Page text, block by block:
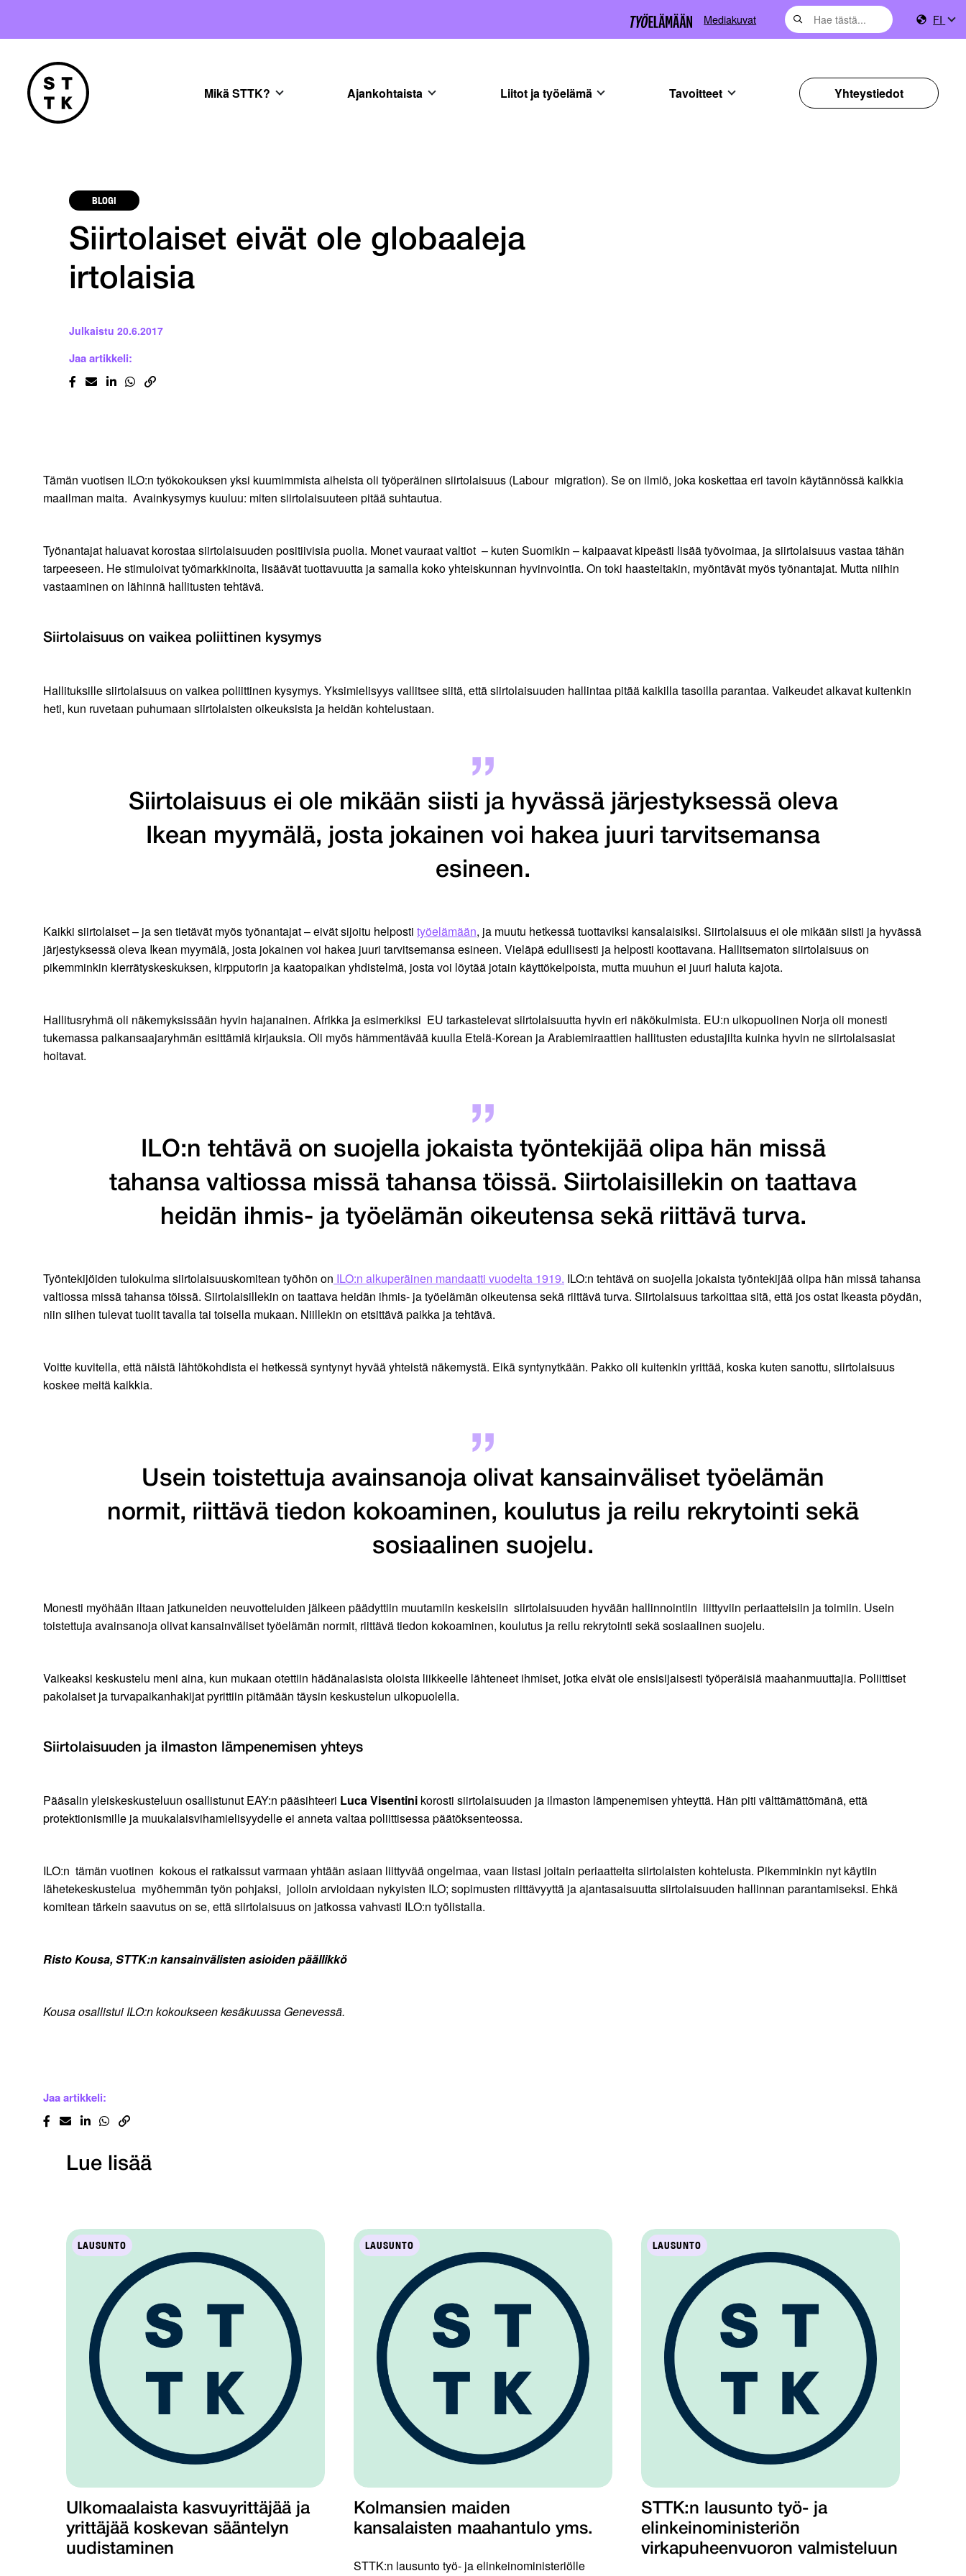
Mediakuvat FI
Mikä STTK? Ajankohtaista Liitot ja työelämä Tavoitteet Yhteystiedot
BLOGI
Siirtolaiset eivät ole globaaleja
irtolaisia
Julkaistu 20.6.2017
Jaa artikkeli:
Tämän vuotisen ILO:n työkokouksen yksi kuumimmista aiheista oli työperäinen siirtolaisuus (Labour migration). Se on ilmiö, joka koskettaa eri tavoin käytännössä kaikkia
maailman maita. Avainkysymys kuuluu: miten siirtolaisuuteen pitää suhtautua.
Työnantajat haluavat korostaa siirtolaisuuden positiivisia puolia. Monet vauraat valtiot – kuten Suomikin – kaipaavat kipeästi lisää työvoimaa, ja siirtolaisuus vastaa tähän
tarpeeseen. He stimuloivat työmarkkinoita, lisäävät tuottavuutta ja samalla koko yhteiskunnan hyvinvointia. On toki haasteitakin, myöntävät myös työnantajat. Mutta niihin
vastaaminen on lähinnä hallitusten tehtävä.
Siirtolaisuus on vaikea poliittinen kysymys
Hallituksille siirtolaisuus on vaikea poliittinen kysymys. Yksimielisyys vallitsee siitä, että siirtolaisuuden hallintaa pitää kaikilla tasoilla parantaa. Vaikeudet alkavat kuitenkin
heti, kun ruvetaan puhumaan siirtolaisten oikeuksista ja heidän kohtelustaan.
Siirtolaisuus ei ole mikään siisti ja hyvässä järjestyksessä oleva
Ikean myymälä, josta jokainen voi hakea juuri tarvitsemansa
esineen.
Kaikki siirtolaiset – ja sen tietävät myös työnantajat – eivät sijoitu helposti työelämään, ja muutu hetkessä tuottaviksi kansalaisiksi. Siirtolaisuus ei ole mikään siisti ja hyvässä
järjestyksessä oleva Ikean myymälä, josta jokainen voi hakea juuri tarvitsemansa esineen. Vieläpä edullisesti ja helposti koottavana. Hallitsematon siirtolaisuus on
pikemminkin kierrätyskeskuksen, kirpputorin ja kaatopaikan yhdistelmä, josta voi löytää jotain käyttökelpoista, mutta muuhun ei juuri haluta kajota.
Hallitusryhmä oli näkemyksissään hyvin hajanainen. Afrikka ja esimerkiksi EU tarkastelevat siirtolaisuutta hyvin eri näkökulmista. EU:n ulkopuolinen Norja oli monesti
tukemassa palkansaajaryhmän esittämiä kirjauksia. Oli myös hämmentävää kuulla Etelä-Korean ja Arabiemiraattien hallitusten edustajilta kuinka hyvin ne siirtolaisasiat
hoitavat.
ILO:n tehtävä on suojella jokaista työntekijää olipa hän missä
tahansa valtiossa missä tahansa töissä. Siirtolaisillekin on taattava
heidän ihmis- ja työelämän oikeutensa sekä riittävä turva.
Työntekijöiden tulokulma siirtolaisuuskomitean työhön on ILO:n alkuperäinen mandaatti vuodelta 1919. ILO:n tehtävä on suojella jokaista työntekijää olipa hän missä tahansa
valtiossa missä tahansa töissä. Siirtolaisillekin on taattava heidän ihmis- ja työelämän oikeutensa sekä riittävä turva. Siirtolaisuus tarkoittaa sitä, että jos ostat Ikeasta pöydän,
niin siihen tulevat tuolit tavalla tai toisella mukaan. Niillekin on etsittävä paikka ja tehtävä.
Voitte kuvitella, että näistä lähtökohdista ei hetkessä syntynyt hyvää yhteistä näkemystä. Eikä syntynytkään. Pakko oli kuitenkin yrittää, koska kuten sanottu, siirtolaisuus
koskee meitä kaikkia.
Usein toistettuja avainsanoja olivat kansainväliset työelämän
normit, riittävä tiedon kokoaminen, koulutus ja reilu rekrytointi sekä
sosiaalinen suojelu.
Monesti myöhään iltaan jatkuneiden neuvotteluiden jälkeen päädyttiin muutamiin keskeisiin siirtolaisuuden hyvään hallinnointiin liittyviin periaatteisiin ja toimiin. Usein
toistettuja avainsanoja olivat kansainväliset työelämän normit, riittävä tiedon kokoaminen, koulutus ja reilu rekrytointi sekä sosiaalinen suojelu.
Vaikeaksi keskustelu meni aina, kun mukaan otettiin hädänalasista oloista liikkeelle lähteneet ihmiset, jotka eivät ole ensisijaisesti työperäisiä maahanmuuttajia. Poliittiset
pakolaiset ja turvapaikanhakijat pyrittiin pitämään täysin keskustelun ulkopuolella.
Siirtolaisuuden ja ilmaston lämpenemisen yhteys
Pääsalin yleiskeskusteluun osallistunut EAY:n pääsihteeri Luca Visentini korosti siirtolaisuuden ja ilmaston lämpenemisen yhteyttä. Hän piti välttämättömänä, että
protektionismille ja muukalaisvihamielisyydelle ei anneta valtaa poliittisessa päätöksenteossa.
ILO:n tämän vuotinen kokous ei ratkaissut varmaan yhtään asiaan liittyvää ongelmaa, vaan listasi joitain periaatteita siirtolaisten kohtelusta. Pikemminkin nyt käytiin
lähetekeskustelua myöhemmän työn pohjaksi, jolloin arvioidaan nykyisten ILO; sopimusten riittävyyttä ja ajantasaisuutta siirtolaisuuden hallinnan parantamiseksi. Ehkä
komitean tärkein saavutus on se, että siirtolaisuus on jatkossa vahvasti ILO:n työlistalla.
Risto Kousa, STTK:n kansainvälisten asioiden päällikkö
Kousa osallistui ILO:n kokoukseen kesäkuussa Genevessä.
Jaa artikkeli:
Lue lisää
LAUSUNTO
Ulkomaalaista kasvuyrittäjää ja
yrittäjää koskevan sääntelyn
uudistaminen
LAUSUNTO
Kolmansien maiden
kansalaisten maahantulo yms.
STTK:n lausunto työ- ja elinkeinoministeriölle
LAUSUNTO
STTK:n lausunto työ- ja
elinkeinoministeriön
virkapuheenvuoron valmisteluun